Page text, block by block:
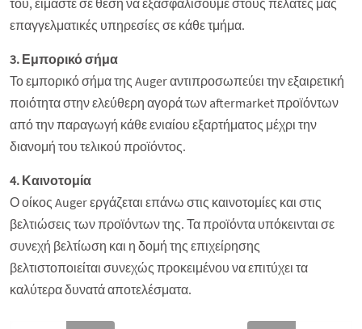
του, είμαστε σε θέση να εξασφαλίσουμε στους πελάτες μας
επαγγελματικές υπηρεσίες σε κάθε τμήμα.
3. Εμπορικό σήμα
Το εμπορικό σήμα της Auger αντιπροσωπεύει την εξαιρετική
ποιότητα στην ελεύθερη αγορά των aftermarket προϊόντων
από την παραγωγή κάθε ενιαίου εξαρτήματος μέχρι την
διανομή του τελικού προϊόντος.
4. Καινοτομία
Ο οίκος Auger εργάζεται επάνω στις καινοτομίες και στις
βελτιώσεις των προϊόντων της. Τα προϊόντα υπόκεινται σε
συνεχή βελτίωση και η δομή της επιχείρησης
βελτιστοποιείται συνεχώς προκειμένου να επιτύχει τα
καλύτερα δυνατά αποτελέσματα.